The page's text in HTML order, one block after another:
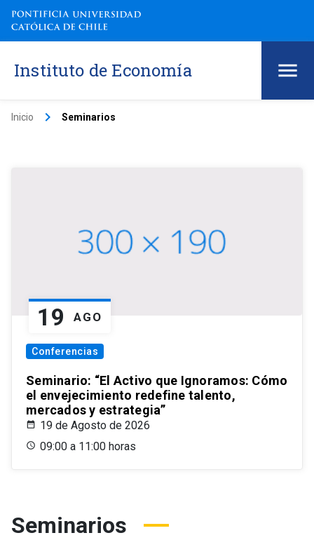
Instituto de Economía
Inicio keyboard_arrow_right Seminarios
19 AGO
Conferencias
Seminario: “El Activo que Ignoramos: Cómo
el envejecimiento redefine talento,
mercados y estrategia”
19 de Agosto de 2026
09:00 a 11:00 horas
Seminarios